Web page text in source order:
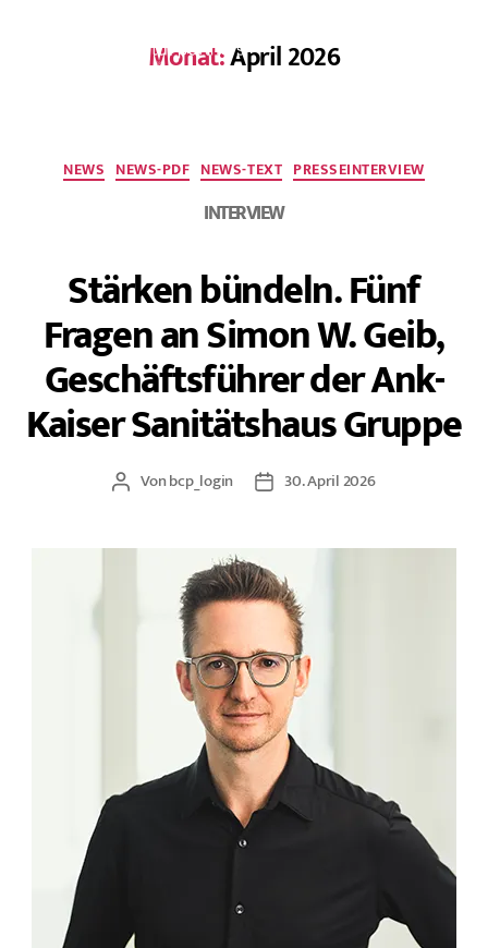
Monat:April 2026
NEWS NEWS-PDF NEWS-TEXT PRESSEINTERVIEW
INTERVIEW
Stärken bündeln. Fünf
Fragen an Simon W. Geib,
Geschäftsführer der Ank-
Kaiser Sanitätshaus Gruppe
Vonbcp_login 30. April 2026